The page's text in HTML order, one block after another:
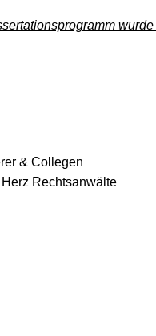
& Collegen
Rechtsanwälte